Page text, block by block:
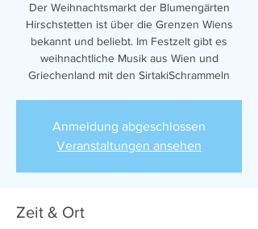
Der Weihnachtsmarkt der Blumengärten
Hirschstetten ist über die Grenzen Wiens
bekannt und beliebt. Im Festzelt gibt es
weihnachtliche Musik aus Wien und
Griechenland mit den SirtakiSchrammeln
Anmeldung abgeschlossen
Veranstaltungen ansehen
Zeit & Ort